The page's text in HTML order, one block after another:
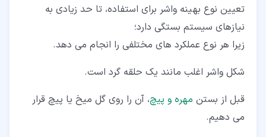
تعیین نوع بهینه واشر برای استفاده، تا حد زیادی به
نیازهای سیستم بستگی دارد؛
زیرا هر نوع عملکرد های مختلفی را انجام می دهد.
شکل واشر اغلب مانند یک حلقه گرد است.
قبل از بستن مهره و پیچ، آن را روی گل میخ یا پیچ قرار
می دهیم.